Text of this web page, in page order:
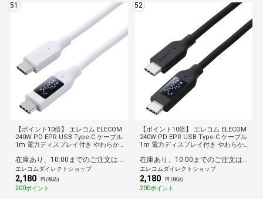
51
【ポイント10倍】 エレコム ELECOM
240W PD EPR USB Type-C ケーブル
1m 電力ディスプレイ付き やわらか
ト
エレコムダイレクトショップ
2,180 円 (税込)
200ポイント
52
【ポイント10倍】 エレコム ELECOM
240W PD EPR USB Type-C ケーブル
1m 電力ディスプレイ付き やわらか
ク
エレコムダイレクトショップ
2,180 円 (税込)
200ポイント